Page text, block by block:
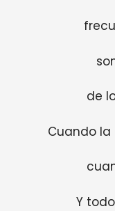
de
Cuando
Y